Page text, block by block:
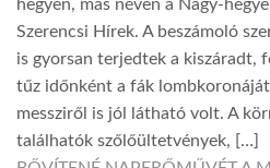
hegyen, más néven a Nagy-
Szerencsi Hírek. A beszámoló
is gyorsan terjedtek a kiszáradt,
tűz időnként a fák
messziről is jól látható volt. A
találhatók szőlőültetvények, […]